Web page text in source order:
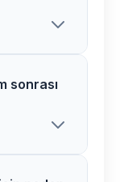
5 hafta
ve
sonrası